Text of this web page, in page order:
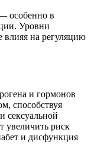
особенно в
Уровни
влияя на регуляцию
и гормонов
способствуя
сексуальной
увеличить риск
и дисфункция